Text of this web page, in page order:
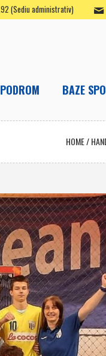
(Sediu administrativ)
BAZE
HOME/